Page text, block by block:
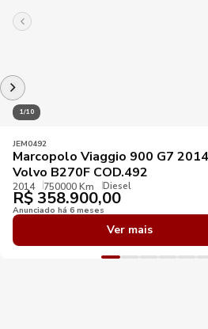
1/10
JEM0492
Marcopolo Viaggio 900 G7 2014
Volvo B270F COD.492
2014 750000 Km Diesel
R$ 358.900,00
Anunciado há 6 meses
Ver mais